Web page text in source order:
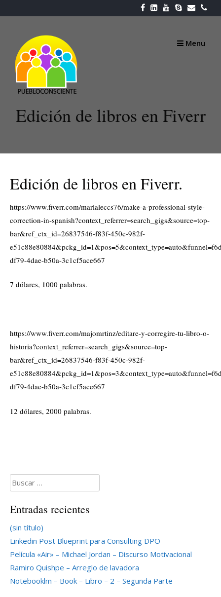
to
Menu
Edición de libros en Fiverr
Edición de libros en Fiverr.
https://www.fiverr.com/marialeccs76/make-a-professional-style-
correction-in-spanish?context_referrer=search_gigs&source=top-
bar&ref_ctx_id=26837546-f83f-450c-982f-
df79-4dae-b50a-3c1cf5ace667
7 dólares, 1000 palabras.
https://www.fiverr.com/majomrtinz/editare-y-corregire-tu-libro-o-
historia?context_referrer=search_gigs&source=top-
bar&ref_ctx_id=26837546-f83f-450c-982f-
df79-4dae-b50a-3c1cf5ace667
12 dólares, 2000 palabras.
Buscar:
Entradas recientes
(sin título)
Linkedin Post Blueprint para Consulting DPO
Película «Air» – Michael Jordan – Discurso Motivacional
Ramiro Quishpe – Arreglo de lavadora
Notebooklm – Book – Libro – 2 – Segunda Parte